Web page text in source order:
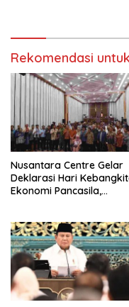
Rekomendasi
Nusantara Centre Gelar
Deklarasi Hari
Ekonomi Pancasila,
Penjajahan (Pergolakan
Ekonomi Politik
Simposium Nasional
Undang-Undang
Perekonomian Nasional
Kesejahteraan Sosial